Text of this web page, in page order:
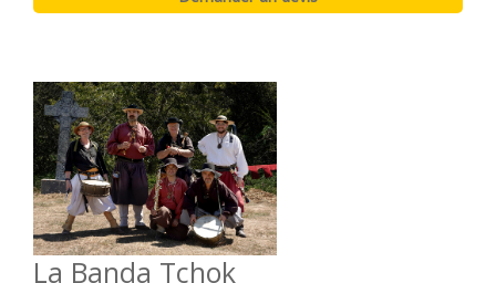
La Banda Tchok